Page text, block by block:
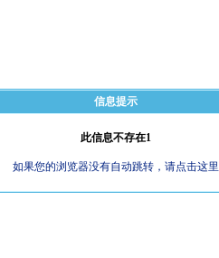
信息提示
此信息不存在1
如果您的浏览器没有自动跳转，请点击这里